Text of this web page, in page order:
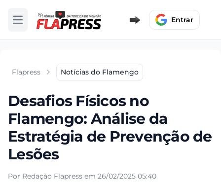
Abrir menu Entrar
Flapress Notícias do Flamengo
Desafios Físicos no
Flamengo: Análise da
Estratégia de Prevenção de
Lesões
Por Redação Flapress em 26/02/2025 05:40